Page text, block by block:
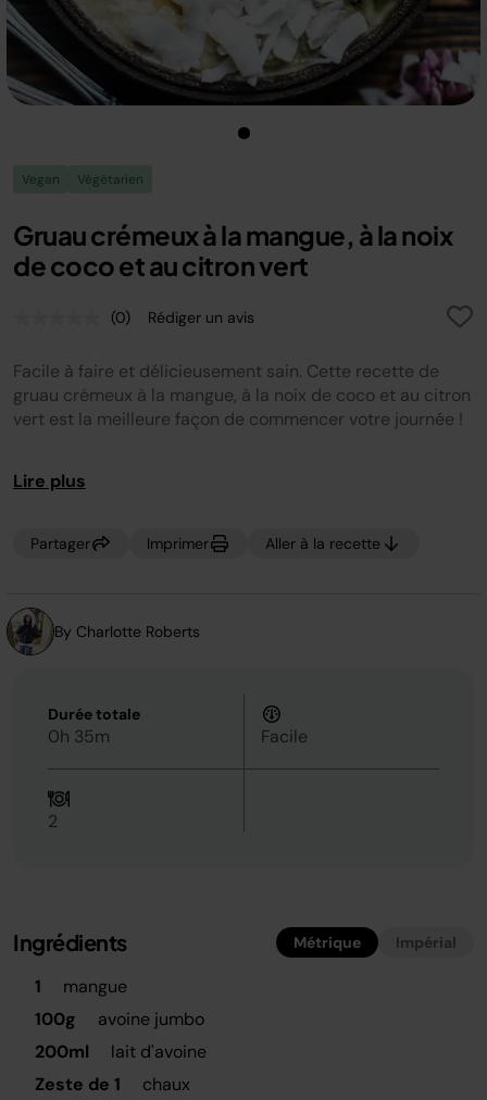
Vegan Végétarien
Gruau crémeux à la mangue, à la noix
de coco et au citron vert
Aucune
notation.
Lien
sur
la
(0) Rédiger un avis
Facile à faire et délicieusement sain. Cette recette de
gruau crémeux à la mangue, à la noix de coco et au citron
vert est la meilleure façon de commencer votre journée !
Lire plus
Partager Imprimer Aller à la recette
By Charlotte Roberts
Durée totale
0h 35m Facile
2
Ingrédients Métrique Impérial
1
mangue
100g
avoine jumbo
200ml
lait d'avoine
Zeste de 1
chaux